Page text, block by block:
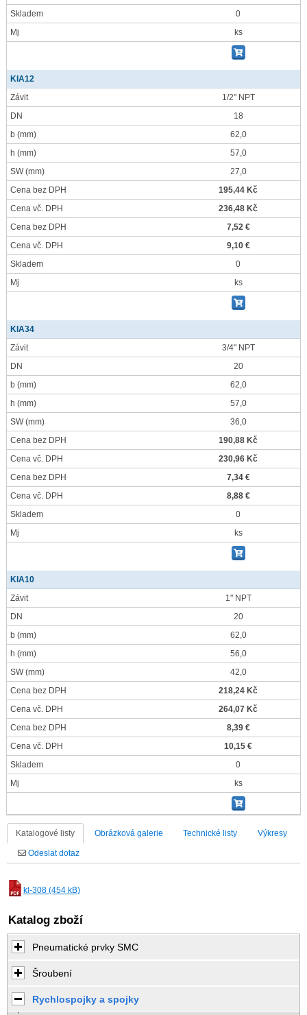
Skladem
0
Mj
ks
KIA12
Závit
1/2" NPT
DN
18
b (mm)
62,0
h (mm)
57,0
SW(mm)
27,0
Cena bez DPH
195,44 Kč
Cena vč. DPH
236,48 Kč
Cena bez DPH
7,52 €
Cena vč. DPH
9,10 €
Skladem
0
Mj
ks
KIA34
Závit
3/4" NPT
DN
20
b (mm)
62,0
h (mm)
57,0
SW(mm)
36,0
Cena bez DPH
190,88 Kč
Cena vč. DPH
230,96 Kč
Cena bez DPH
7,34 €
Cena vč. DPH
8,88 €
Skladem
0
Mj
ks
KIA10
Závit
1" NPT
DN
20
b (mm)
62,0
h (mm)
56,0
SW(mm)
42,0
Cena bez DPH
218,24 Kč
Cena vč. DPH
264,07 Kč
Cena bez DPH
8,39 €
Cena vč. DPH
10,15 €
Skladem
0
Mj
ks
Katalogové listy Obrázková galerie Technické listy Výkresy
Odeslat dotaz
kl-308 (454 kB)
Katalog zboží
Pneumatické prvky SMC
Šroubení
Rychlospojky a spojky